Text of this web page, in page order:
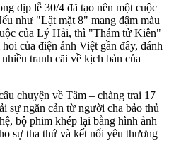
dịp lễ 30/4 đã tạo nên một cuộc
như "Lật mặt 8" mang đậm màu
của Lý Hải, thì "Thám tử Kiên"
của điện ảnh Việt gần đây, đánh
tranh cãi về kịch bản của
chuyện về Tâm – chàng trai 17
sự ngăn cản từ người cha bảo thủ
bộ phim khép lại bằng hình ảnh
sự tha thứ và kết nối yêu thương